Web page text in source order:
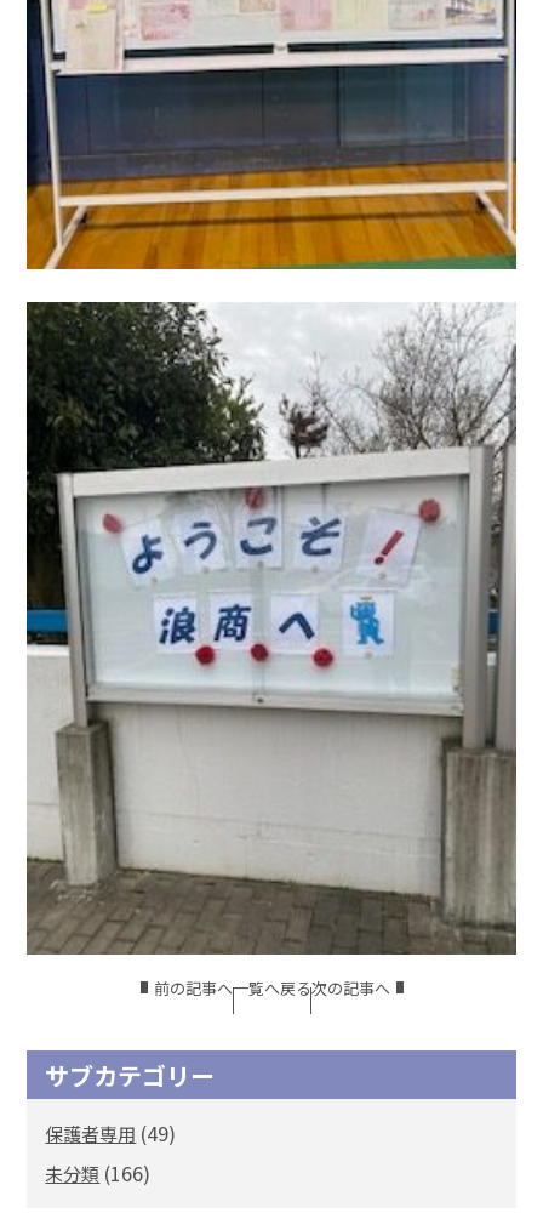
前の記事へ一覧へ戻る次の記事へ
サブカテゴリー
保護者専用 (49)
未分類 (166)